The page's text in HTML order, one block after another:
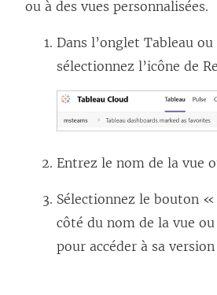
ou à des vues personnalisées.
Dans l’onglet Tableau ou
sélectionnez l’icône de
Entrez le nom de la vue
Sélectionnez le bouton
côté du nom de la vue
pour accéder à sa